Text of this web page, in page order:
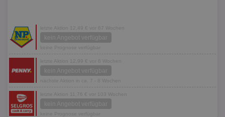
letzte Aktion 12,49 € vor 67 Wochen
kein Angebot verfügbar
keine Prognose verfügbar
letzte Aktion 12,99 € vor 6 Wochen
kein Angebot verfügbar
nächste Aktion in ca. 7 - 8 Wochen
letzte Aktion 11,76 € vor 103 Wochen
kein Angebot verfügbar
keine Prognose verfügbar